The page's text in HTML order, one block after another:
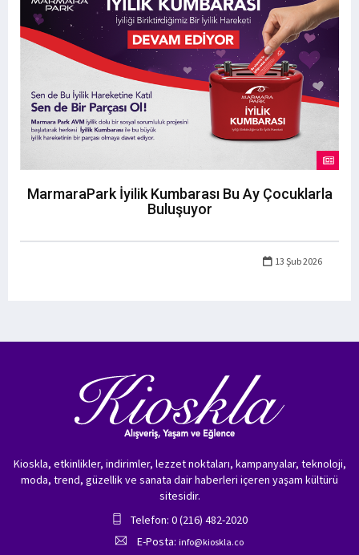
MarmaraPark İyilik Kumbarası Bu Ay Çocuklarla
Buluşuyor
13 Şub 2026
Kioskla, etkinlikler, indirimler, lezzet noktaları, kampanyalar, teknoloji,
moda, trend, güzellik ve sanata dair haberleri içeren yaşam kültürü
sitesidir.
Telefon: 0 (216) 482-2020
E-Posta: info@kioskla.co